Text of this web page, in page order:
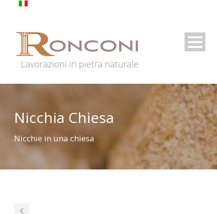
Nicchia Chiesa
Nicchie in una chiesa